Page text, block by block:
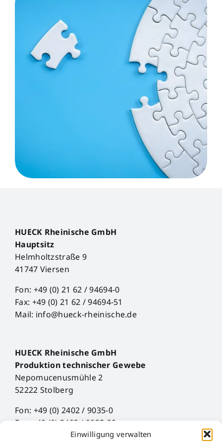
Einwilligung verwalten
HUECK Rheinische GmbH
Hauptsitz
Helmholtzstraße 9
41747 Viersen
Fon: +49 (0) 21 62 / 94694-0
Fax: +49 (0) 21 62 / 94694-51
Mail: info@hueck-rheinische.de
HUECK Rheinische GmbH
Produktion technischer Gewebe
Nepomucenusmühle 2
52222 Stolberg
Fon: +49 (0) 2402 / 9035-0
Fax: +49 (0) 2402 / 9035-29
Mail: info@hueck-rheinische.de